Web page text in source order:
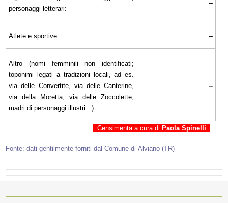
personaggi letterari:
--
Atlete e sportive: --
Altro (nomi femminili non identificati;
toponimi legati a tradizioni locali, ad es.
via delle Convertite, via delle Canterine,
via della Moretta, via delle Zoccolette;
madri di personaggi illustri...):
--
Censimenta a cura di Paola Spinelli
Fonte: dati gentilmente forniti dal Comune di Alviano (TR)